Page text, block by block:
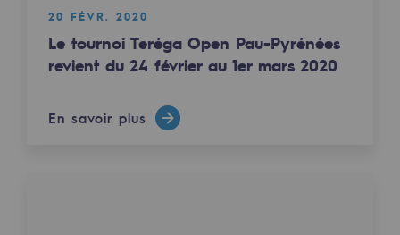
Gouvernance responsable
CADRE, le programme gouvernance
Éthique et conformité
20 FÉVR. 2020
Le tournoi Teréga Open Pau-Pyrénées
revient du 24 février au 1er mars 2020
En savoir plus